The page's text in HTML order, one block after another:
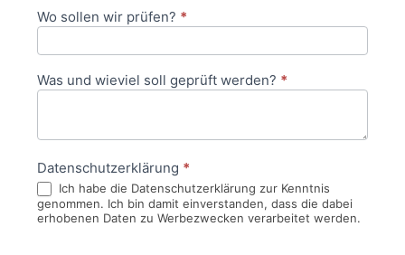
Wo sollen wir prüfen? *
Was und wieviel soll geprüft werden? *
Datenschutzerklärung *
Ich habe die Datenschutzerklärung zur Kenntnis
genommen. Ich bin damit einverstanden, dass die dabei
erhobenen Daten zu Werbezwecken verarbeitet werden.